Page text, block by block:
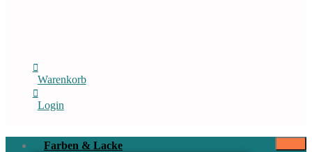
Warenkorb
Login
Farben & Lacke